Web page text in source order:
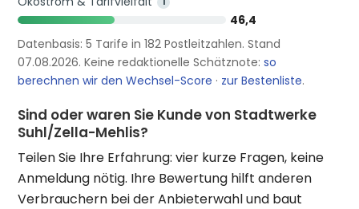
46,4
Datenbasis: 5 Tarife in 182 Postleitzahlen. Stand
07.08.2026. Keine redaktionelle Schätznote:so
berechnen wir den Wechsel-Score · zur Bestenliste.
Sind oder waren Sie Kunde von Stadtwerke
Suhl/Zella-Mehlis?
Teilen Sie Ihre Erfahrung: vier kurze Fragen, keine
Anmeldung nötig. Ihre Bewertung hilft anderen
Verbrauchern bei der Anbieterwahl und baut